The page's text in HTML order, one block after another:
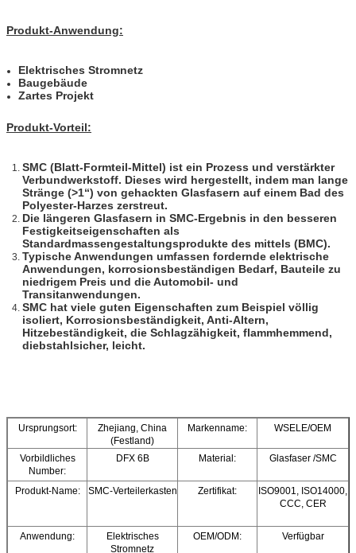
Produkt-Anwendung:
Elektrisches Stromnetz
Baugebäude
Zartes Projekt
Produkt-Vorteil:
SMC (Blatt-Formteil-Mittel) ist ein Prozess und verstärkter
Verbundwerkstoff. Dieses wird hergestellt, indem man lange
Stränge (>1“) von gehackten Glasfasern auf einem Bad des
Polyester-Harzes zerstreut.
Die längeren Glasfasern in SMC-Ergebnis in den besseren
Festigkeitseigenschaften als
Standardmassengestaltungsprodukte des mittels (BMC).
Typische Anwendungen umfassen fordernde elektrische
Anwendungen, korrosionsbeständigen Bedarf, Bauteile zu
niedrigem Preis und die Automobil- und
Transitanwendungen.
SMC hat viele guten Eigenschaften zum Beispiel völlig
isoliert, Korrosionsbeständigkeit, Anti-Altern,
Hitzebeständigkeit, die Schlagzähigkeit, flammhemmend,
diebstahlsicher, leicht.
Ursprungsort:
Zhejiang, China
(Festland)
Markenname: WSELE/OEM
Vorbildliches
Number:
DFX 6B Material: Glasfaser /SMC
Produkt-Name: SMC-Verteilerkasten Zertifikat:
ISO9001, ISO14000,
CCC, CER
Anwendung:
Elektrisches
Stromnetz
OEM/ODM: Verfügbar